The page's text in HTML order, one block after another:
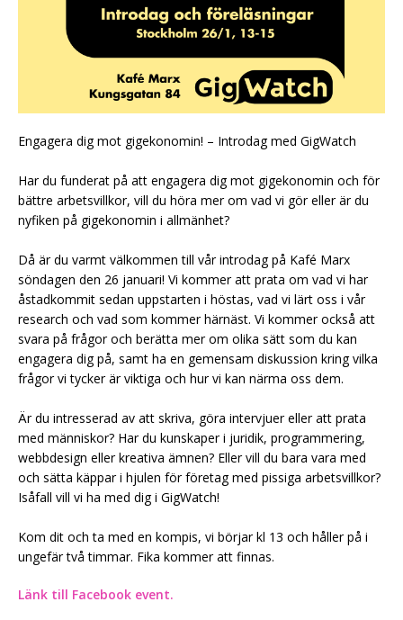
Engagera dig mot gigekonomin! – Introdag med GigWatch
Har du funderat på att engagera dig mot gigekonomin och för
bättre arbetsvillkor, vill du höra mer om vad vi gör eller är du
nyfiken på gigekonomin i allmänhet?
Då är du varmt välkommen till vår introdag på Kafé Marx
söndagen den 26 januari! Vi kommer att prata om vad vi har
åstadkommit sedan uppstarten i höstas, vad vi lärt oss i vår
research och vad som kommer härnäst. Vi kommer också att
svara på frågor och berätta mer om olika sätt som du kan
engagera dig på, samt ha en gemensam diskussion kring vilka
frågor vi tycker är viktiga och hur vi kan närma oss dem.
Är du intresserad av att skriva, göra intervjuer eller att prata
med människor? Har du kunskaper i juridik, programmering,
webbdesign eller kreativa ämnen? Eller vill du bara vara med
och sätta käppar i hjulen för företag med pissiga arbetsvillkor?
Isåfall vill vi ha med dig i GigWatch!
Kom dit och ta med en kompis, vi börjar kl 13 och håller på i
ungefär två timmar. Fika kommer att finnas.
Länk till Facebook event.